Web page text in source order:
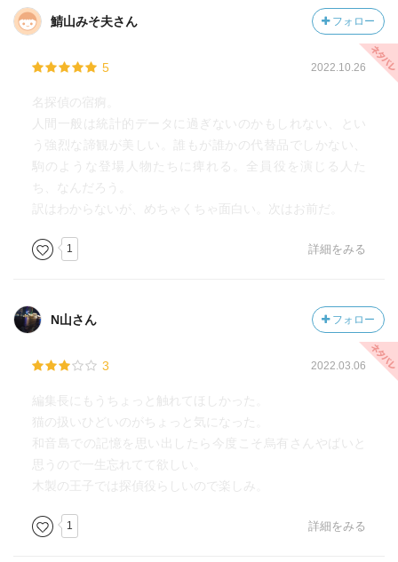
鯖山みそ夫さん フォロー
5 2022.10.26
名探偵の宿痾。
人間一般は統計的データに過ぎないのかもしれない、とい
う強烈な諦観が美しい。誰もが誰かの代替品でしかない、
駒のような登場人物たちに痺れる。全員役を演じる人た
ち、なんだろう。
訳はわからないが、めちゃくちゃ面白い。次はお前だ。
1 詳細をみる
N山さん フォロー
3 2022.03.06
編集長にもうちょっと触れてほしかった。
猫の扱いひどいのがちょっと気になった。
和音島での記憶を思い出したら今度こそ烏有さんやばいと
思うので一生忘れてて欲しい。
木製の王子では探偵役らしいので楽しみ。
1 詳細をみる